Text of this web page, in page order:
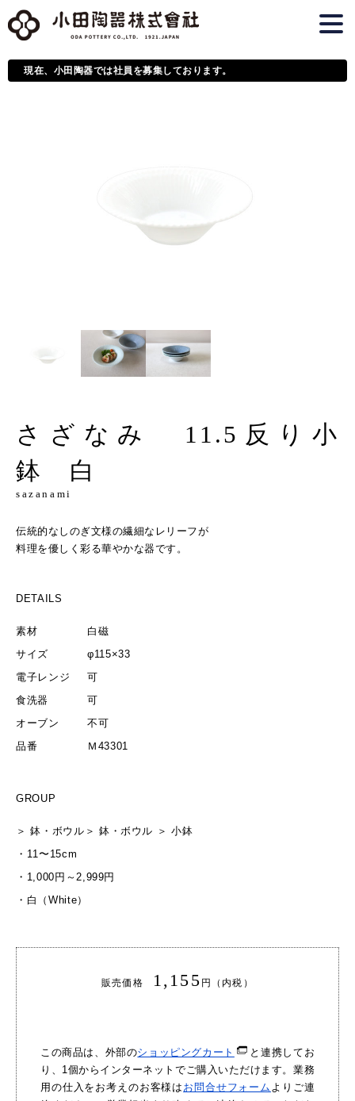
現在、小田陶器では社員を募集しております。
さざなみ 11.5反り小
鉢 白
sazanami
伝統的なしのぎ文様の繊細なレリーフが
料理を優しく彩る華やかな器です。
DETAILS
素材
白磁
サイズ
φ115×33
電子レンジ
可
食洗器
可
オーブン
不可
品番
Ｍ43301
GROUP
＞鉢・ボウル ＞ 鉢・ボウル ＞小鉢
・ 11〜15cm
・ 1,000円～2,999円
・ 白（White）
販売価格 1,155 円（内税）
この商品は、外部のショッピングカート
と連携してお
り、1個からインターネットでご購入いただけます。業務
用の仕入をお考えのお客様は お問合せフォーム よりご連